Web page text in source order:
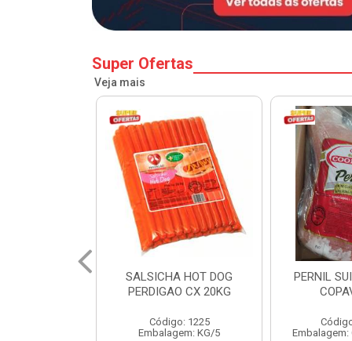
Super Ofertas
Veja mais
PERNIL SUINO C/OSSO
COPAVEL KG
Código: 12301
Embalagem: CX/± 19,56 KG